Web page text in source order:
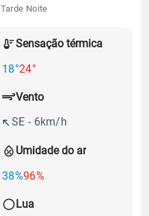
Tarde Noite
Sensação térmica
18°24°
Umidade do ar
38%96%
Vento
SE - 6km/h
Lua